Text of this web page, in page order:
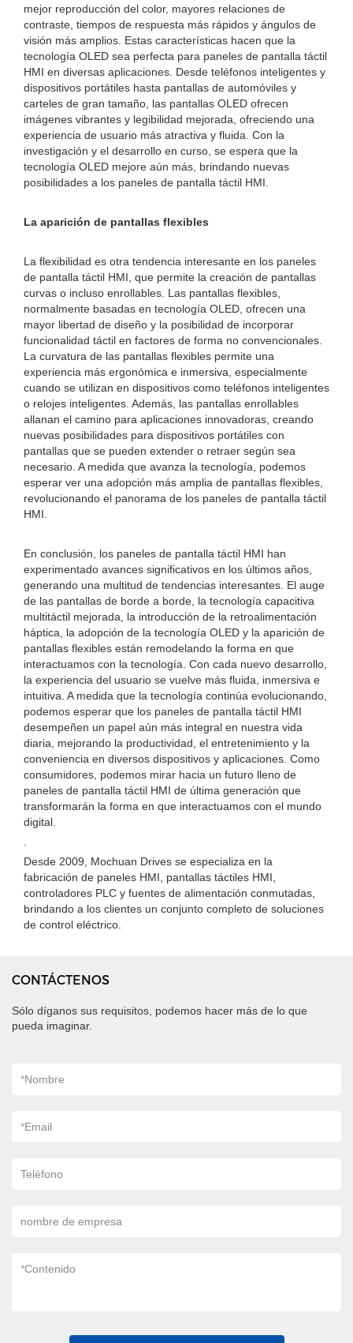
mejor reproducción del color, mayores relaciones de
contraste, tiempos de respuesta más rápidos y ángulos de
visión más amplios. Estas características hacen que la
tecnología OLED sea perfecta para paneles de pantalla táctil
HMI en diversas aplicaciones. Desde teléfonos inteligentes y
dispositivos portátiles hasta pantallas de automóviles y
carteles de gran tamaño, las pantallas OLED ofrecen
imágenes vibrantes y legibilidad mejorada, ofreciendo una
experiencia de usuario más atractiva y fluida. Con la
investigación y el desarrollo en curso, se espera que la
tecnología OLED mejore aún más, brindando nuevas
posibilidades a los paneles de pantalla táctil HMI.
La aparición de pantallas flexibles
La flexibilidad es otra tendencia interesante en los paneles
de pantalla táctil HMI, que permite la creación de pantallas
curvas o incluso enrollables. Las pantallas flexibles,
normalmente basadas en tecnología OLED, ofrecen una
mayor libertad de diseño y la posibilidad de incorporar
funcionalidad táctil en factores de forma no convencionales.
La curvatura de las pantallas flexibles permite una
experiencia más ergonómica e inmersiva, especialmente
cuando se utilizan en dispositivos como teléfonos inteligentes
o relojes inteligentes. Además, las pantallas enrollables
allanan el camino para aplicaciones innovadoras, creando
nuevas posibilidades para dispositivos portátiles con
pantallas que se pueden extender o retraer según sea
necesario. A medida que avanza la tecnología, podemos
esperar ver una adopción más amplia de pantallas flexibles,
revolucionando el panorama de los paneles de pantalla táctil
HMI.
En conclusión, los paneles de pantalla táctil HMI han
experimentado avances significativos en los últimos años,
generando una multitud de tendencias interesantes. El auge
de las pantallas de borde a borde, la tecnología capacitiva
multitáctil mejorada, la introducción de la retroalimentación
háptica, la adopción de la tecnología OLED y la aparición de
pantallas flexibles están remodelando la forma en que
interactuamos con la tecnología. Con cada nuevo desarrollo,
la experiencia del usuario se vuelve más fluida, inmersiva e
intuitiva. A medida que la tecnología continúa evolucionando,
podemos esperar que los paneles de pantalla táctil HMI
desempeñen un papel aún más integral en nuestra vida
diaria, mejorando la productividad, el entretenimiento y la
conveniencia en diversos dispositivos y aplicaciones. Como
consumidores, podemos mirar hacia un futuro lleno de
paneles de pantalla táctil HMI de última generación que
transformarán la forma en que interactuamos con el mundo
digital.
Desde 2009, Mochuan Drives se especializa en la
fabricación de paneles HMI, pantallas táctiles HMI,
controladores PLC y fuentes de alimentación conmutadas,
brindando a los clientes un conjunto completo de soluciones
de control eléctrico.
CONTÁCTENOS
Sólo díganos sus requisitos, podemos hacer más de lo que
pueda imaginar.
*Nombre
*Email
Teléfono
nombre de empresa
*Contenido